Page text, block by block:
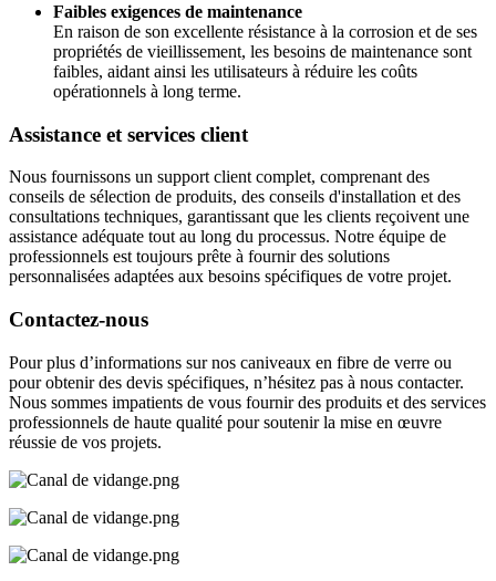
Faibles exigences de maintenance
En raison de son excellente résistance à la corrosion et de ses
propriétés de vieillissement, les besoins de maintenance sont
faibles, aidant ainsi les utilisateurs à réduire les coûts
opérationnels à long terme.
Assistance et services client
Nous fournissons un support client complet, comprenant des
conseils de sélection de produits, des conseils d'installation et des
consultations techniques, garantissant que les clients reçoivent une
assistance adéquate tout au long du processus. Notre équipe de
professionnels est toujours prête à fournir des solutions
personnalisées adaptées aux besoins spécifiques de votre projet.
Contactez-nous
Pour plus d’informations sur nos caniveaux en fibre de verre ou
pour obtenir des devis spécifiques, n’hésitez pas à nous contacter.
Nous sommes impatients de vous fournir des produits et des services
professionnels de haute qualité pour soutenir la mise en œuvre
réussie de vos projets.